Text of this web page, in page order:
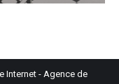
Internet - Agence de